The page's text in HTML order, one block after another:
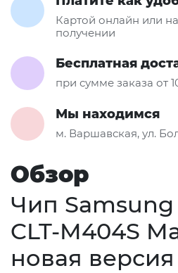
Картой онлайн или
получении
Бесплатная
при сумме заказа от
Мы находимся
м. Варшавская, ул.
Обзор
Чип Samsung
CLT-M404S
новая версия